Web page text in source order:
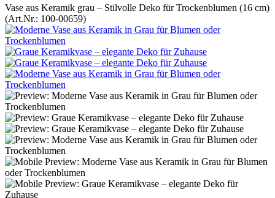
Vase aus Keramik grau – Stilvolle Deko für Trockenblumen (16 cm)
(Art.Nr.: 100-00659)